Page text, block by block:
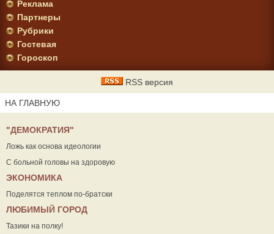
Реклама
Партнеры
Рубрики
Гостевая
Гороскоп
RSS версия
НА ГЛАВНУЮ
"ДЕМОКРАТИЯ"
Ложь как основа идеологии
С больной головы на здоровую
ЭКОНОМИКА
Поделятся теплом по-братски
ЛЮБИМЫЙ ГОРОД
Тазики на полку!